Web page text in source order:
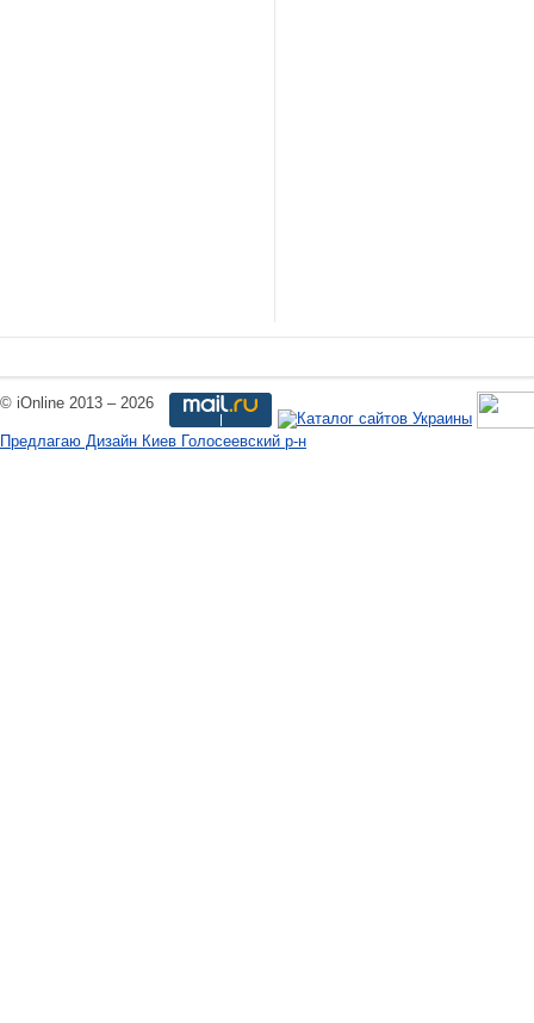
© iOnline 2013 – 2026
Предлагаю Дизайн Киев Голосеевский р-н